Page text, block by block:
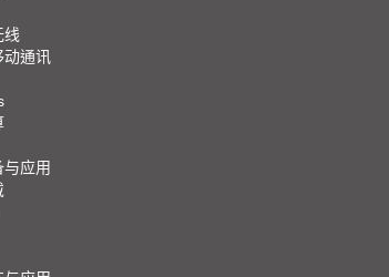
线
通讯
应用